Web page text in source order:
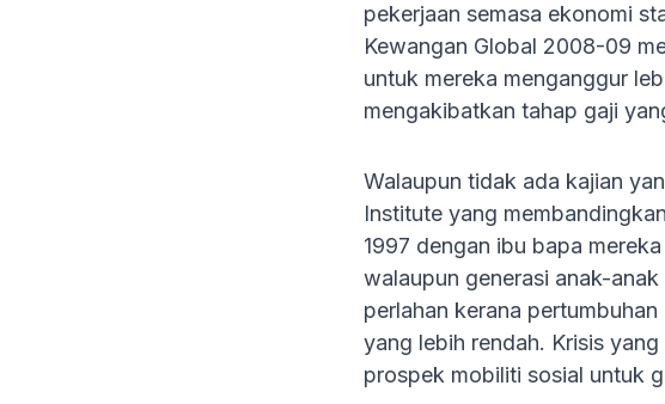
pekerjaan semasa ekonomi
Kewangan Global 2008-09
untuk mereka menganggur
mengakibatkan tahap gaji
Walaupun tidak ada kajian
Institute yang
1997 dengan ibu bapa
walaupun generasi anak-
perlahan kerana
yang lebih rendah. Krisis
prospek mobiliti sosial untuk